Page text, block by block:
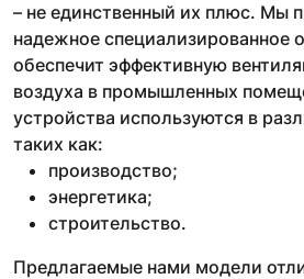
– не единственный их плюс. Мы
надежное специализированное
обеспечит эффективную
воздуха в промышленных
устройства используются в
таких как:
производство;
энергетика;
строительство.
Предлагаемые нами модели